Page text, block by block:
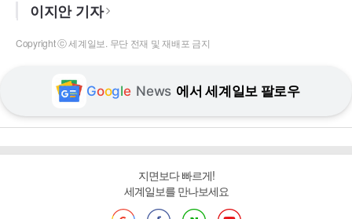
이지안 기자
Copyright ⓒ 세계일보. 무단 전재 및 재배포 금지
Google News 에서 세계일보 팔로우
지면보다 빠르게!
세계일보를 만나보세요